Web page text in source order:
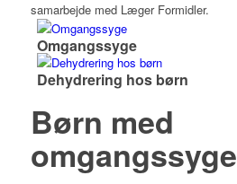
samarbejde med Læger Formidler.
Omgangssyge
Dehydrering hos børn
Børn med
omgangssyge